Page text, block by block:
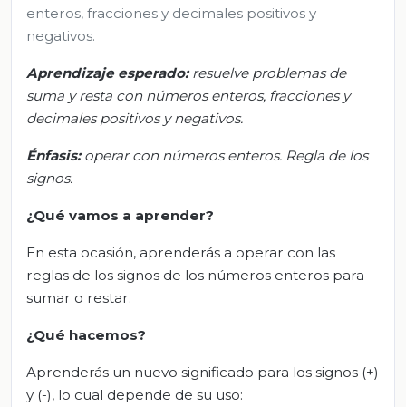
enteros, fracciones y decimales positivos y
negativos.
Aprendizaje esperado: resuelve problemas de
suma y resta con números enteros, fracciones y
decimales positivos y negativos.
Énfasis: operar con números enteros. Regla de los
signos.
¿Qué vamos a aprender?
En esta ocasión, aprenderás a operar con las
reglas de los signos de los números enteros para
sumar o restar.
¿Qué hacemos?
Aprenderás un nuevo significado para los signos (+)
y (-), lo cual depende de su uso: